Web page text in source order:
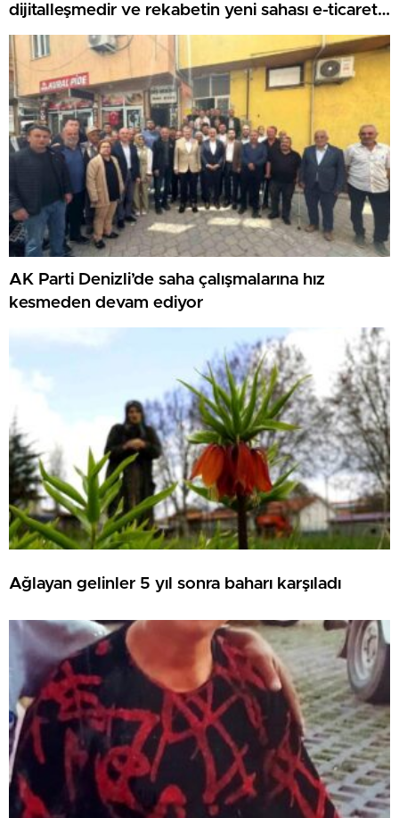
dijitalleşmedir ve rekabetin yeni sahası e-ticaret
olmuştur”
AK Parti Denizli’de saha çalışmalarına hız
kesmeden devam ediyor
Ağlayan gelinler 5 yıl sonra baharı karşıladı